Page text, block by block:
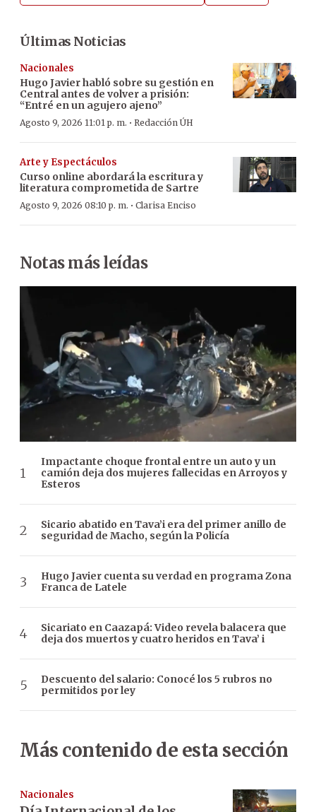
Últimas Noticias
Nacionales
Hugo Javier habló sobre su gestión en
Central antes de volver a prisión:
“Entré en un agujero ajeno”
Agosto 9, 2026 11:01 p. m. · Redacción ÚH
Arte y Espectáculos
Curso online abordará la escritura y
literatura comprometida de Sartre
Agosto 9, 2026 08:10 p. m. · Clarisa Enciso
Notas más leídas
Impactante choque frontal entre un auto y un
camión deja dos mujeres fallecidas en Arroyos y
Esteros
Sicario abatido en Tava’i era del primer anillo de
seguridad de Macho, según la Policía
Hugo Javier cuenta su verdad en programa Zona
Franca de Latele
Sicariato en Caazapá: Video revela balacera que
deja dos muertos y cuatro heridos en Tava’ i
Descuento del salario: Conocé los 5 rubros no
permitidos por ley
Más contenido de esta sección
Nacionales